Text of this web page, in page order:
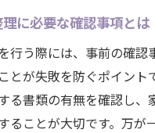
り添う遺品整理の進め方
で思い出を大切にする
の負担を和らげる心理
で家族の気持ちを尊重
に必要な確認事項とは
行う際には、事前の確認
とが失敗を防ぐポイント
る書類の有無を確認し、
ることが大切です。万が